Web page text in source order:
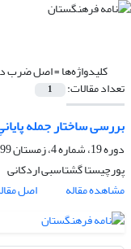
کلیدواژه‌ها =اصل ضرب
تعداد مقالات: 1
بررسی ساختار جمله
دوره 19، شماره 4، زمستان 1399، صفحه
پورچیستا گشتاسبی اردکانی
مشاهده مقاله
اصل